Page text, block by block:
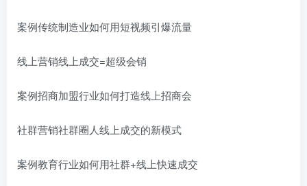
案例传统制造业如何用短视频引爆流量
线上营销线上成交=超级会销
案例招商加盟行业如何打造线上招商会
社群营销社群圈人线上成交的新模式
案例教育行业如何用社群+线上快速成交